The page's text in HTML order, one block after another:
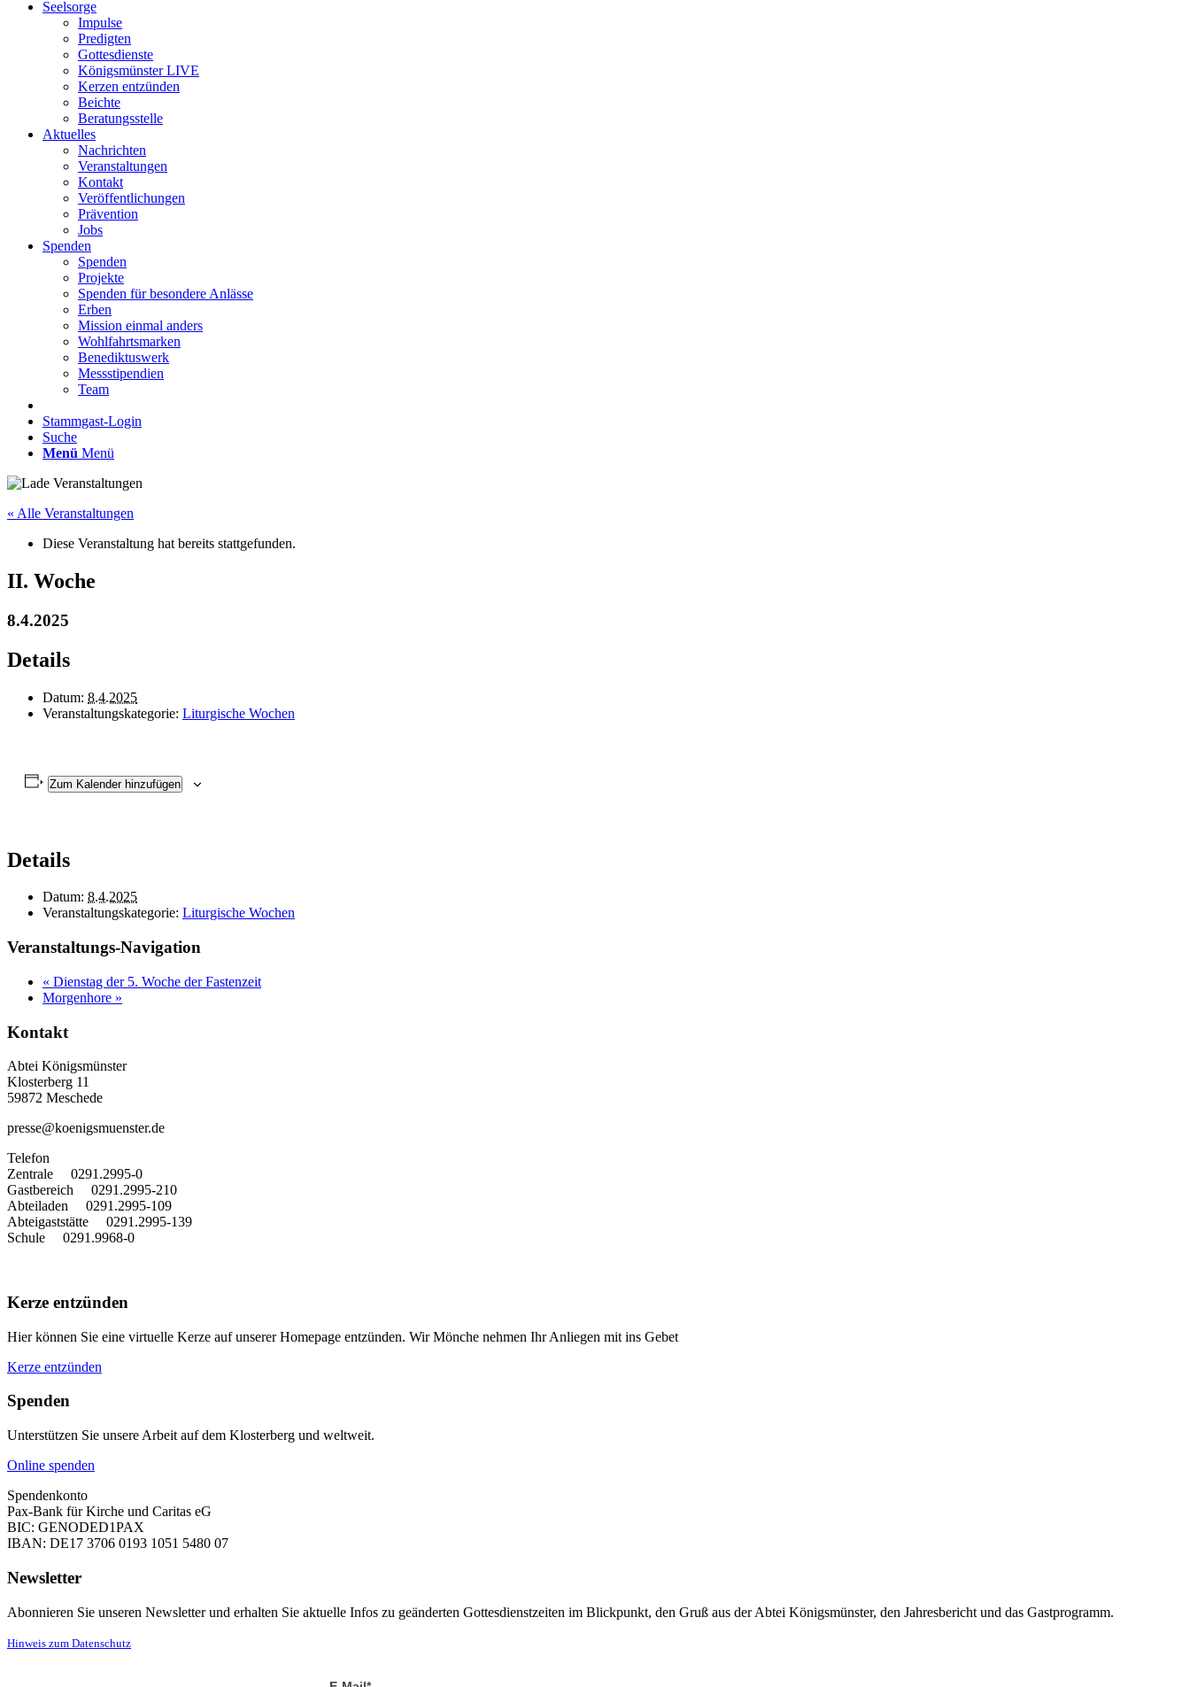
Seelsorge
Impulse
Predigten
Gottesdienste
Königsmünster LIVE
Kerzen entzünden
Beichte
Beratungsstelle
Aktuelles
Nachrichten
Veranstaltungen
Kontakt
Veröffentlichungen
Prävention
Jobs
Spenden
Spenden
Projekte
Spenden für besondere Anlässe
Erben
Mission einmal anders
Wohlfahrtsmarken
Benediktuswerk
Messstipendien
Team
Stammgast-Login
Suche
Menü Menü
« Alle Veranstaltungen
Diese Veranstaltung hat bereits stattgefunden.
II. Woche
8.4.2025
Details
Datum: 8.4.2025
Veranstaltungskategorie: Liturgische Wochen
Zum Kalender hinzufügen
Details
Datum: 8.4.2025
Veranstaltungskategorie: Liturgische Wochen
Veranstaltungs-Navigation
« Dienstag der 5. Woche der Fastenzeit
Morgenhore »
Kontakt
Abtei Königsmünster
Klosterberg 11
59872 Meschede
presse@koenigsmuenster.de
Telefon
Zentrale 0291.2995-0
Gastbereich 0291.2995-210
Abteiladen 0291.2995-109
Abteigaststätte 0291.2995-139
Schule 0291.9968-0
Kerze entzünden
Hier können Sie eine virtuelle Kerze auf unserer Homepage entzünden. Wir Mönche nehmen Ihr Anliegen mit ins Gebet
Kerze entzünden
Spenden
Unterstützen Sie unsere Arbeit auf dem Klosterberg und weltweit.
Online spenden
Spendenkonto
Pax-Bank für Kirche und Caritas eG
BIC: GENODED1PAX
IBAN: DE17 3706 0193 1051 5480 07
Newsletter
Abonnieren Sie unseren Newsletter und erhalten Sie aktuelle Infos zu geänderten Gottesdienstzeiten im Blickpunkt, den Gruß aus der Abtei Königsmünster, den Jahresbericht und das Gastprogramm.
Hinweis zum Datenschutz